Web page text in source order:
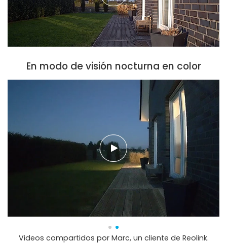
En modo de visión nocturna en color
Videos compartidos por Marc, un cliente de Reolink.